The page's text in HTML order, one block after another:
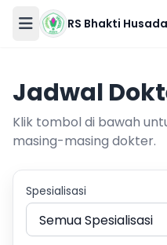
RS Bhakti
Husada
Cikarang
Beranda
Ikuti
Jadwal
Klik tombol di bawah
masing-masing dokter.
Spesialisasi